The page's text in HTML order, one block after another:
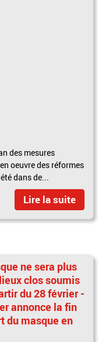
des mesures
oeuvre des réformes
dans de...
Lire la suite
ne sera plus
clos soumis
du 28 février -
annonce la fin
du masque en